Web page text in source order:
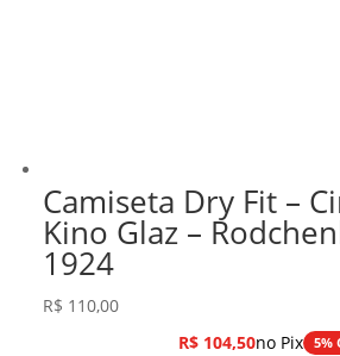
Camiseta Dry Fit –
Kino Glaz –
1924
R$ 110,00
R$104,50no Pix 5%